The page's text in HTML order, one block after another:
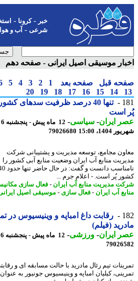
-کرونا-استخدام
شرعی-آب و هوا-
موسیقی اصیل ایرانی - صفحه دهم
قبل صفحه بعد 1
2
3
4
5
6
7
14
15
16
17
18
19
20
تنها 40 درصد ظرفیت سدهای کشور
است
ایران- سیاسی-
12 ماه پیش - پنجشنبه 6
15:00
79026680
مجامع، توسعه مدیریت و پشتیبانی شرکت
منابع آب ایران وضعیت منابع آبی کشور را
پُر است. - اعلام جرم ...
مدیریت منابع آب ایران - فعال سازی مکانیسم
آب ایران - فعال سازی- موسیقی اصیل ایرانی-
رقابت داغ امباپه و وینیسیوس در
(فیلم)
ایران- ورزشی-12 ماه پیش - پنجشنبه 6 شهریور 1404، 14:50
تیم رئال مادرید با حالت مسابقه ای و رقابتی
کیلیان امباپه و وینیسیوس جونیور به عنوان